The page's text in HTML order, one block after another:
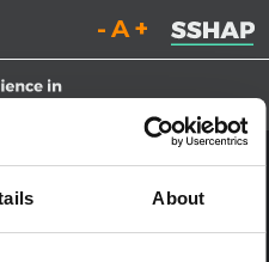
About
Diminuez la taille de la
Réinitialisez la
inclusive